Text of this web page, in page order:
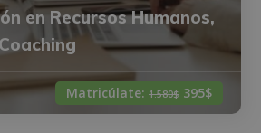
en Recursos Humanos,
Matricúlate: 1.580$ 395$